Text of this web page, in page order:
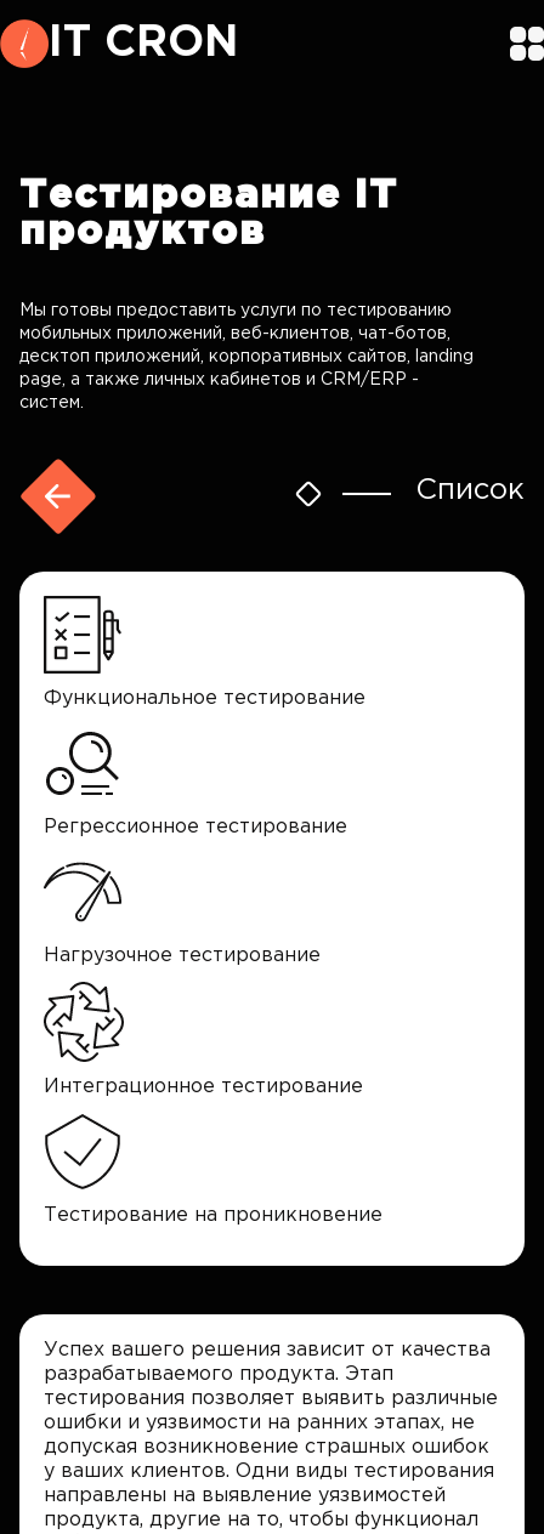
IT CRON
Тестирование
IT
продуктов
Мы готовы предоставить услуги по тестированию
мобильных приложений, веб-клиентов, чат-ботов,
десктоп приложений, корпоративных сайтов, landing
page, а также личных кабинетов и CRM/ERP -
систем.
Список
Функциональное тестирование
Регрессионное тестирование
Нагрузочное тестирование
Интеграционное тестирование
Тестирование на проникновение
Успех вашего решения зависит от качества
разрабатываемого продукта. Этап
тестирования позволяет выявить различные
ошибки и уязвимости на ранних этапах, не
допуская возникновение страшных ошибок
у ваших клиентов. Одни виды тестирования
направлены на выявление уязвимостей
продукта, другие на то, чтобы функционал